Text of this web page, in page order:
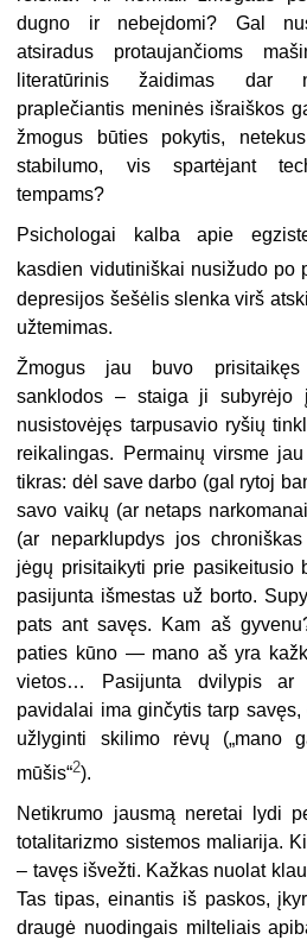
dugno ir nebeįdomi? Gal
atsiradus protaujančioms
literatūrinis žaidimas dar
praplečiantis meninės išraiškos
žmogus būties pokytis,
stabilumo, vis spartėjant
tempams?
Psichologai kalba apie
kasdien vidutiniškai nusižudo po
depresijos šešėlis slenka virš
užtemimas.
Žmogus jau buvo prisitaikęs
sanklodos – staiga ji subyrėjo
nusistovėjęs tarpusavio ryšių
reikalingas. Permainų virsme
tikras: dėl save darbo (gal rytoj
savo vaikų (ar netaps
(ar neparklupdys jos
jėgų prisitaikyti prie pasikeitusio
pasijunta išmestas už borto.
pats ant savęs. Kam aš
paties kūno — mano aš yra
vietos… Pasijunta dvilypis
pavidalai ima ginčytis tarp
užlyginti skilimo rėvų („mano
mūšis“2).
Netikrumo jausmą neretai lydi
totalitarizmo sistemos maliarija.
– tavęs išvežti. Kažkas nuolat
Tas tipas, einantis iš paskos,
draugė nuodingais milteliais